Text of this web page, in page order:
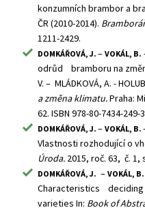
konzumních brambor a
ČR (2010-2014).
1211-2429.
DOMKÁŘOVÁ, J. – VOKÁL, B.
odrůd bramboru na
V. – MLÁDKOVÁ, A. -
a změna klimatu.Praha:
62. ISBN 978-80-7434-249-
DOMKÁŘOVÁ, J. – VOKÁL, B.
Vlastnosti rozhodující o
Úroda. 2015, roč. 63, č. 1,
DOMKÁŘOVÁ, J. – VOKÁL, B.
Characteristics deciding
varieties In: Book of